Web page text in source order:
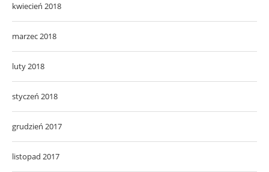
kwiecień 2018
marzec 2018
luty 2018
styczeń 2018
grudzień 2017
listopad 2017